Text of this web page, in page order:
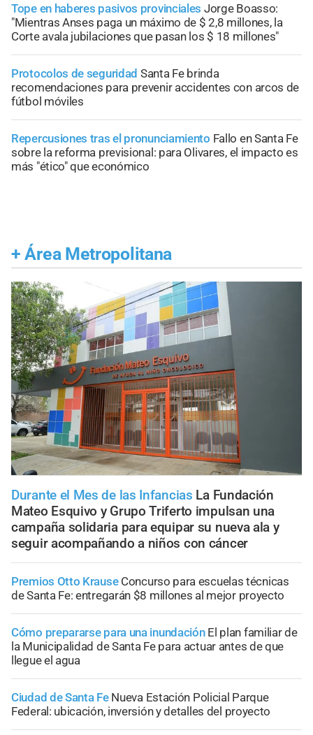
Tope en haberes pasivos provinciales Jorge Boasso:
"Mientras Anses paga un máximo de $ 2,8 millones, la
Corte avala jubilaciones que pasan los $ 18 millones"
Protocolos de seguridad Santa Fe brinda
recomendaciones para prevenir accidentes con arcos de
fútbol móviles
Repercusiones tras el pronunciamiento Fallo en Santa Fe
sobre la reforma previsional: para Olivares, el impacto es
más "ético" que económico
+ Área Metropolitana
Durante el Mes de las Infancias La Fundación
Mateo Esquivo y Grupo Triferto impulsan una
campaña solidaria para equipar su nueva ala y
seguir acompañando a niños con cáncer
Premios Otto Krause Concurso para escuelas técnicas
de Santa Fe: entregarán $8 millones al mejor proyecto
Cómo prepararse para una inundación El plan familiar de
la Municipalidad de Santa Fe para actuar antes de que
llegue el agua
Ciudad de Santa Fe Nueva Estación Policial Parque
Federal: ubicación, inversión y detalles del proyecto